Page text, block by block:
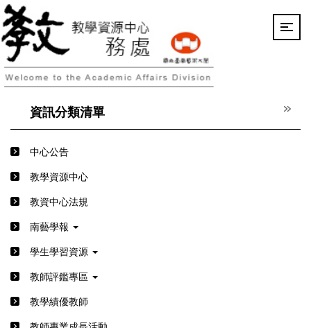
跳
到
主
要
內
容
資訊分類清單
中心公告
教學資源中心
教資中心法規
南藝學報
學生學習資源
教師評鑑專區
教學績優教師